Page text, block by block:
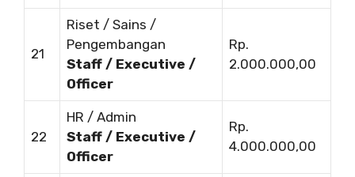
21
Riset / Sains /
Pengembangan
Staff / Executive /
Officer
Rp.
2.000.000,00
22
HR / Admin
Staff / Executive /
Officer
Rp.
4.000.000,00